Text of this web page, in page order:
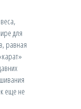
для
равная
еще не